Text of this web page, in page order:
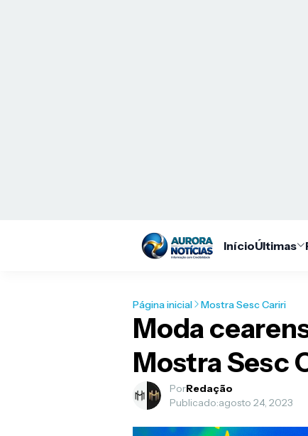
InícioÚltimas
Página inicial Mostra Sesc Cariri
Moda
Mostra Sesc
PorRedação
Publicado:agosto 24, 2023